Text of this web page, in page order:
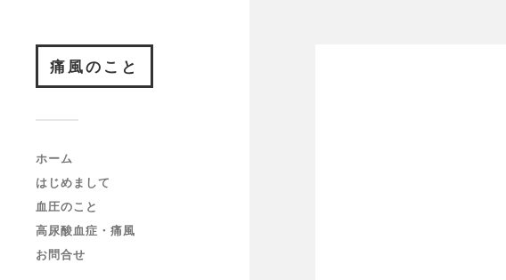
痛風のこと
ホーム
はじめまして
血圧のこと
高尿酸血症・痛風
お問合せ